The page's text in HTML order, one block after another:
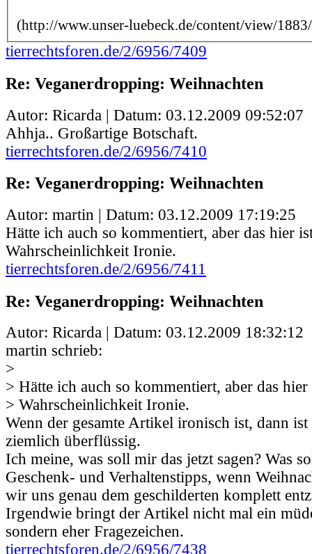
(http://www.unser-luebeck.de/content/view/
tierrechtsforen.de/2/6956/7409
Re: Veganerdropping: Weihnachten
Autor: Ricarda | Datum: 03.12.2009 09:52:07
Ahhja.. Großartige Botschaft.
tierrechtsforen.de/2/6956/7410
Re: Veganerdropping: Weihnachten
Autor: martin | Datum: 03.12.2009 17:19:25
Hätte ich auch so kommentiert, aber das hier
Wahrscheinlichkeit Ironie.
tierrechtsforen.de/2/6956/7411
Re: Veganerdropping: Weihnachten
Autor: Ricarda | Datum: 03.12.2009 18:32:12
martin schrieb:
>
> Hätte ich auch so kommentiert, aber das
> Wahrscheinlichkeit Ironie.
Wenn der gesamte Artikel ironisch ist, dann ist
ziemlich überflüssig.
Ich meine, was soll mir das jetzt sagen? Was
Geschenk- und Verhaltenstipps, wenn
wir uns genau dem geschilderten komplett
Irgendwie bringt der Artikel nicht mal ein
sondern eher Fragezeichen.
tierrechtsforen.de/2/6956/7438